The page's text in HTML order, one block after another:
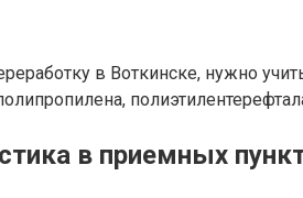
в Воткинске, нужно
в приемных